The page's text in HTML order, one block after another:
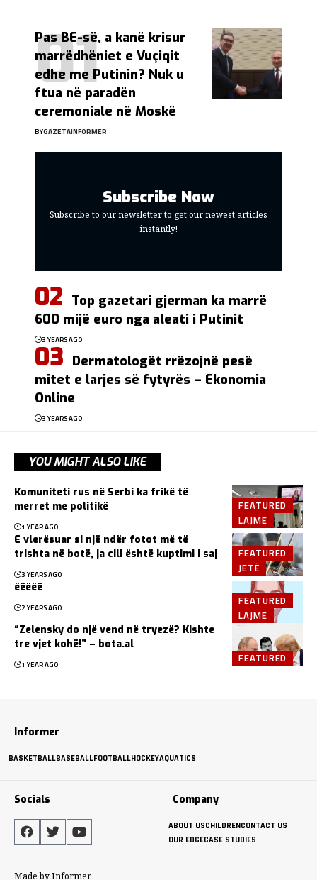
Pas BE-së, a kanë krisur
marrëdhëniet e Vuçiqit
edhe me Putinin? Nuk u
ftua në paradën
ceremoniale në Moskë
BYGAZETAINFORMER
Subscribe Now
Subscribe to our newsletter to get our newest articles
instantly!
Top gazetari gjerman ka marrë
600 mijë euro nga aleati i Putinit
3 YEARS AGO
Dermatologët rrëzojnë pesë
mitet e larjes së fytyrës – Ekonomia
Online
3 YEARS AGO
YOU MIGHT ALSO LIKE
FEATURED
LAJME
Komuniteti rus në Serbi ka frikë të
merret me politikë
1 YEAR AGO
FEATURED
JETË
E vlerësuar si një ndër fotot më të
trishta në botë, ja cili është kuptimi i saj
3 YEARS AGO
FEATURED
LAJME
ëëëëë
2 YEARS AGO
FEATURED
“Zelensky do një vend në tryezë? Kishte
tre vjet kohë!” – bota.al
1 YEAR AGO
Informer
BASKETBALLBASEBALLFOOTBALLHOCKEYAQUATICS
Socials Company
ABOUT USCHILDRENCONTACT US
OUR EDGECASE STUDIES
Made by Informer.